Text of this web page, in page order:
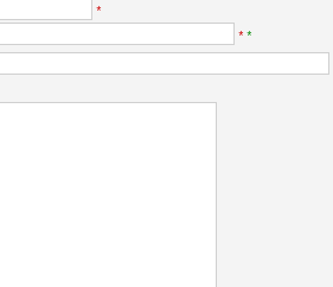
*
* *